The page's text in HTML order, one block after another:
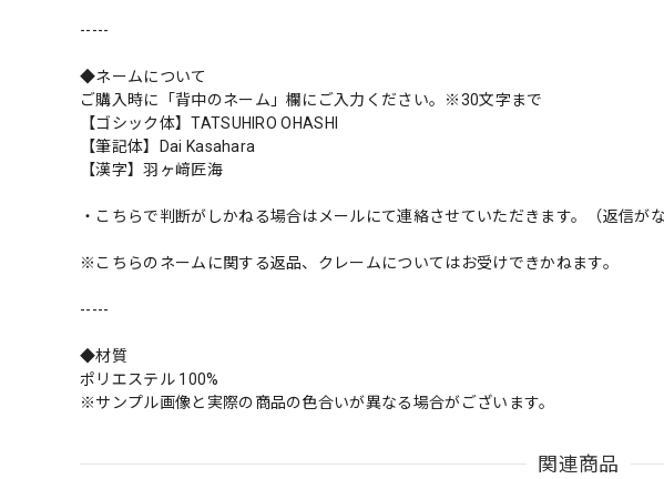
-----
◆ネームについて
ご購入時に「背中のネーム」欄にご入力ください。※30文字まで
【ゴシック体】TATSUHIRO OHASHI
【筆記体】Dai Kasahara
【漢字】羽ヶ﨑匠海
・こちらで判断がしかねる場合はメールにて連絡させていただきます。（返信が
※こちらのネームに関する返品、クレームについてはお受けできかねます。
-----
◆材質
ポリエステル 100%
※サンプル画像と実際の商品の色合いが異なる場合がございます。
関連商品